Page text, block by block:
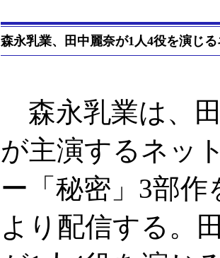
森永乳業、田中麗奈が1人4役を演じ
森永乳業は、
が主演するネッ
ー「秘密」3部作
より配信する。